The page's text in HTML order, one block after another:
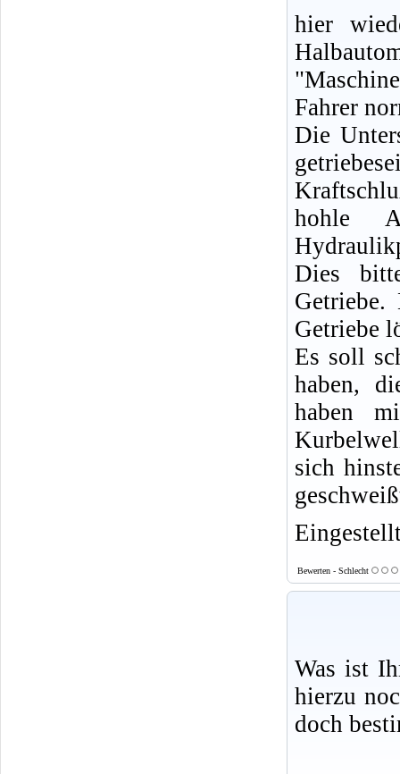
hier
Fahrer
Die
hohle
Dies
Getriebe
Es soll
haben,
haben
sich
Bewerten - Schlecht
Was ist
hierzu
doch